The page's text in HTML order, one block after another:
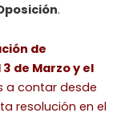
.
de
de Marzo y el
a contar desde
resolución en el